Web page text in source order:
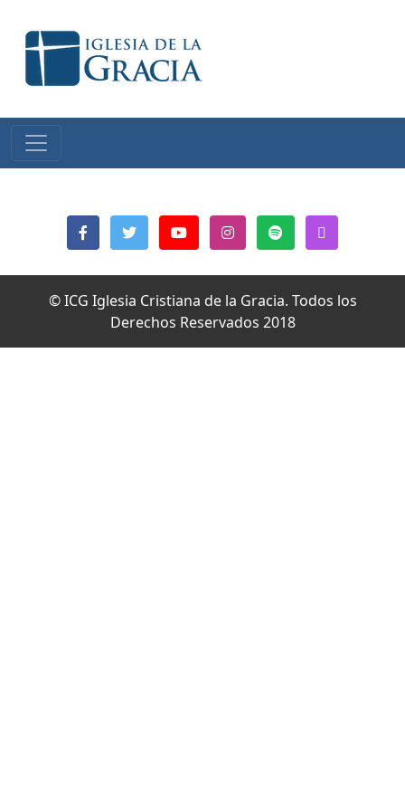
© ICG Iglesia Cristiana de la Gracia. Todos los
Derechos Reservados 2018